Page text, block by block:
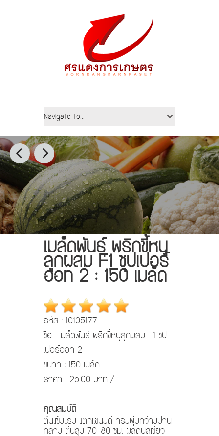
เมล็ดพันธ์ุ พริกขี้หนู
ลูกผสม F1 ซุปเปอร์
ฮอท 2 : 150 เมล็ด
รหัส : 10105177
ชื่อ : เมล็ดพันธ์ุ พริกขี้หนูลูกผสม F1 ซุป
เปอร์ฮอท 2
ขนาด : 150 เมล็ด
ราคา : 25.00 บาท /
คุณสมบัติ
ต้นเเข็งเเรง แตกเเขนงดี ทรงพุ่มกว้างปาน
กลาง ต้นสูง 70-80 ซม. ผลดิบสีเขียว-